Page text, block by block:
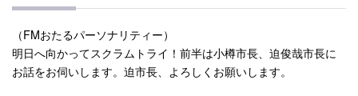
（FMおたるパーソナリティー）
明日へ向かってスクラムトライ！前半は小樽市長、迫俊哉市長に
お話をお伺いします。迫市長、よろしくお願いします。